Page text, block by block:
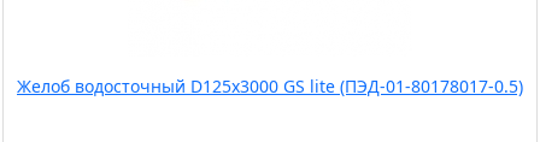
Желоб водосточный D125х3000 GS lite (ПЭД-01-80178017-0.5)